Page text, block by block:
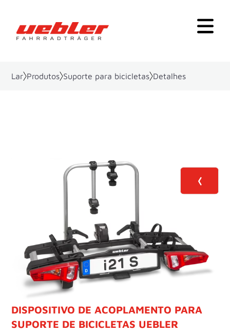
Lar Produtos Suporte para bicicletas Detalhes
DISPOSITIVO DE ACOPLAMENTO PARA
SUPORTE DE BICICLETAS UEBLER